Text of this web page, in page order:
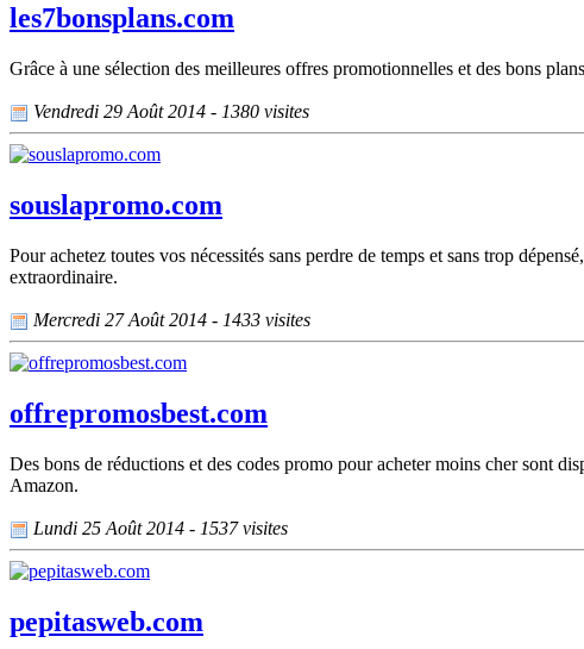
les7bonsplans.com
Grâce à une sélection des meilleures offres promotionnelles et des bons
Vendredi 29 Août 2014 - 1380 visites
souslapromo.com
Pour achetez toutes vos nécessités sans perdre de temps et sans trop
extraordinaire.
Mercredi 27 Août 2014 - 1433 visites
offrepromosbest.com
Des bons de réductions et des codes promo pour acheter moins cher sont
Amazon.
Lundi 25 Août 2014 - 1537 visites
pepitasweb.com